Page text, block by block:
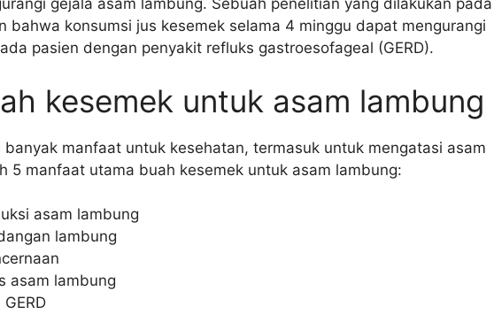
gejala asam lambung. Sebuah penelitian yang dilakukan pada
bahwa konsumsi jus kesemek selama 4 minggu dapat mengurangi
pasien dengan penyakit refluks gastroesofageal (GERD).
kesemek untuk asam lambung
banyak manfaat untuk kesehatan, termasuk untuk mengatasi asam
5 manfaat utama buah kesemek untuk asam lambung:
asam lambung
lambung
asam lambung